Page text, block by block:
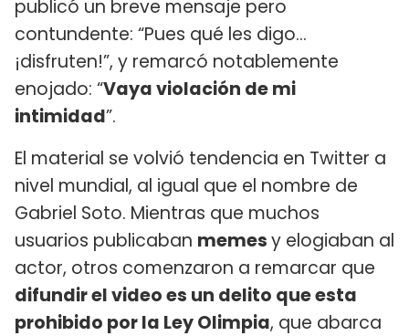
publicó un breve mensaje pero
contundente: “Pues qué les digo...
¡disfruten!”, y remarcó notablemente
enojado: “Vaya violación de mi
intimidad”.
El material se volvió tendencia en Twitter a
nivel mundial, al igual que el nombre de
Gabriel Soto. Mientras que muchos
usuarios publicaban memesy elogiaban al
actor, otros comenzaron a remarcar que
difundir el video es un delito que esta
prohibido por la Ley Olimpia, que abarca